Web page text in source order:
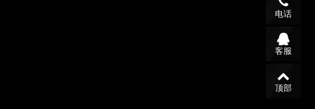
电话
客服
顶部